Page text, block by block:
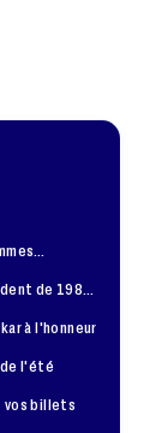
à l'honneur
l'été
vos billets